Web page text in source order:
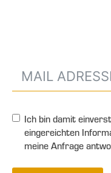
Ich bin damit
eingereichten
meine Anfrage